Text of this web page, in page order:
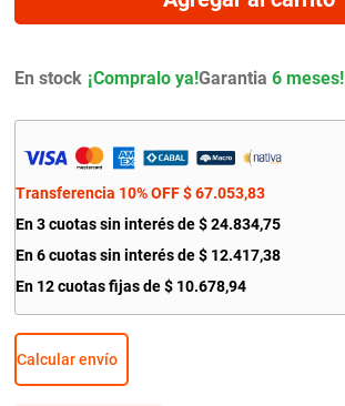
En stock Garantia 6 meses!
Transferencia 10% OFF $ 67.053,83
En 3 cuotas sin interés de $ 24.834,75
En 6 cuotas sin interés de$ 12.417,38
En 12 cuotas fijas de $ 10.678,94
Calcular envío